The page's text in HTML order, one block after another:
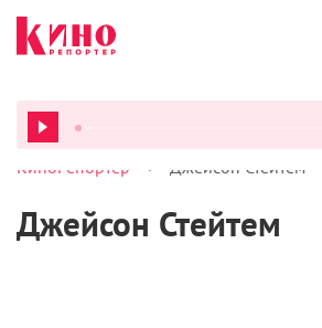
ВСЕ ПОДКАСТЫ
КиноРепортер > Джейсон Стейтем
Джейсон Стейтем